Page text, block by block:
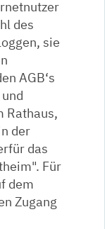
des
sie
AGB‘s
Rathaus,
der
das
Für
dem
Zugang